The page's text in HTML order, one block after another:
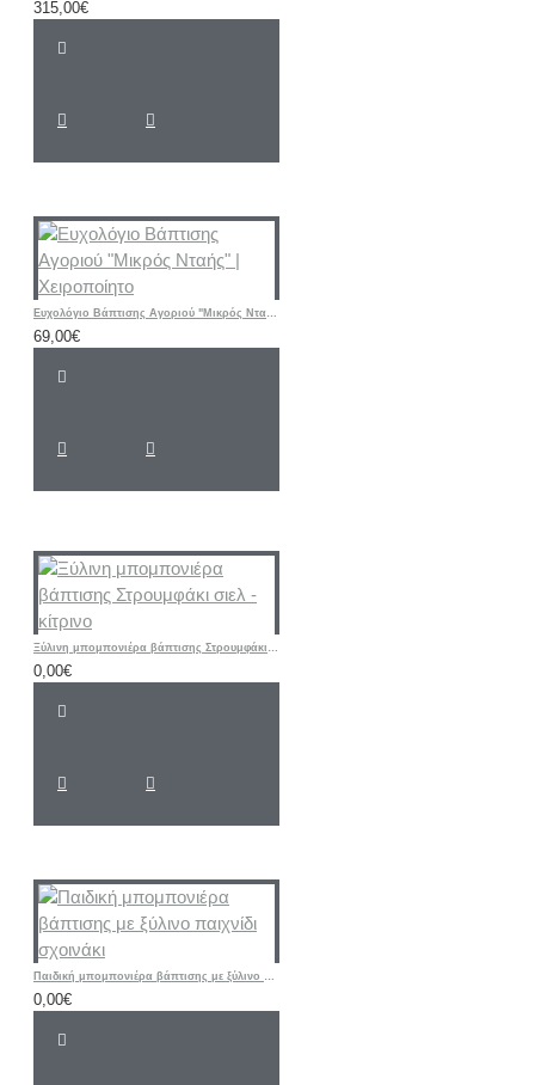
315,00€
Ευχολόγιο Βάπτισης Αγοριού "Μικρός Νταής" | Χειροποίητο
69,00€
Ξύλινη μπομπονιέρα βάπτισης Στρουμφάκι σιελ - κίτρινο
0,00€
Παιδική μπομπονιέρα βάπτισης με ξύλινο παιχνίδι σχοινάκι
0,00€